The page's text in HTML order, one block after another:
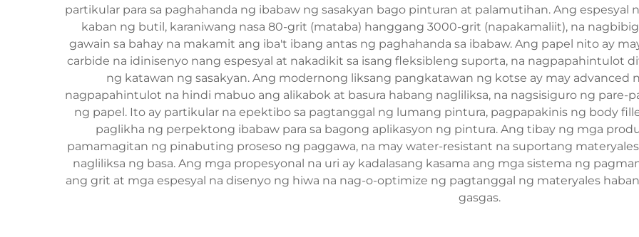
partikular para sa paghahanda ng ibabaw ng sasakyan bago pinturan at palamutihan. Ang espesyal
kaban ng butil, karaniwang nasa 80-grit (mataba) hanggang 3000-grit (napakamaliit), na
gawain sa bahay na makamit ang iba't ibang antas ng paghahanda sa ibabaw. Ang papel nito ay
carbide na idinisenyo nang espesyal at nakadikit sa isang fleksibleng suporta, na nagpapahintulot
ng katawan ng sasakyan. Ang modernong liksang pangkatawan ng kotse ay may advanced
nagpapahintulot na hindi mabuo ang alikabok at basura habang nagliliksa, na nagsisiguro ng pare-
ng papel. Ito ay partikular na epektibo sa pagtanggal ng lumang pintura, pagpapakinis ng body
paglikha ng perpektong ibabaw para sa bagong aplikasyon ng pintura. Ang tibay ng mga
pamamagitan ng pinabuting proseso ng paggawa, na may water-resistant na suportang
nagliliksa ng basa. Ang mga propesyonal na uri ay kadalasang kasama ang mga sistema ng
ang grit at mga espesyal na disenyo ng hiwa na nag-o-optimize ng pagtanggal ng materyales
gasgas.